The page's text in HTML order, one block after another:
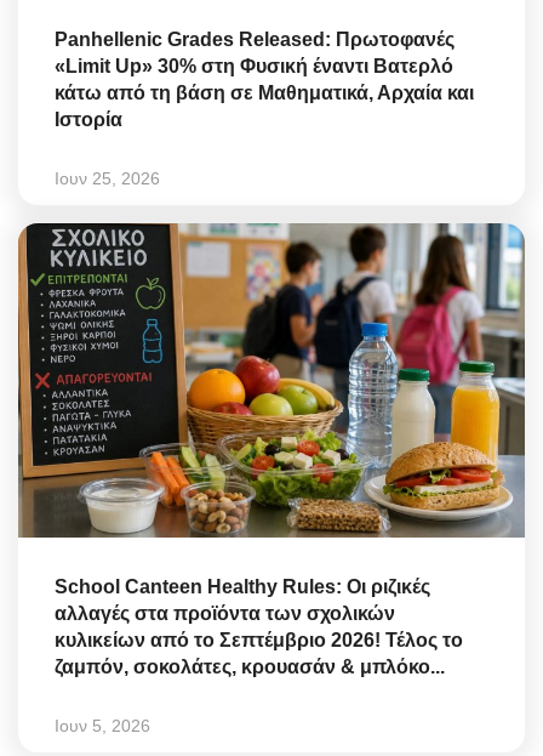
Panhellenic Grades Released: Πρωτοφανές
«Limit Up» 30% στη Φυσική έναντι Βατερλό
κάτω από τη βάση σε Μαθηματικά, Αρχαία και
Ιστορία
Ιουν 25, 2026
School Canteen Healthy Rules: Οι ριζικές
αλλαγές στα προϊόντα των σχολικών
κυλικείων από το Σεπτέμβριο 2026! Τέλος το
ζαμπόν, σοκολάτες, κρουασάν & μπλόκο...
Ιουν 5, 2026